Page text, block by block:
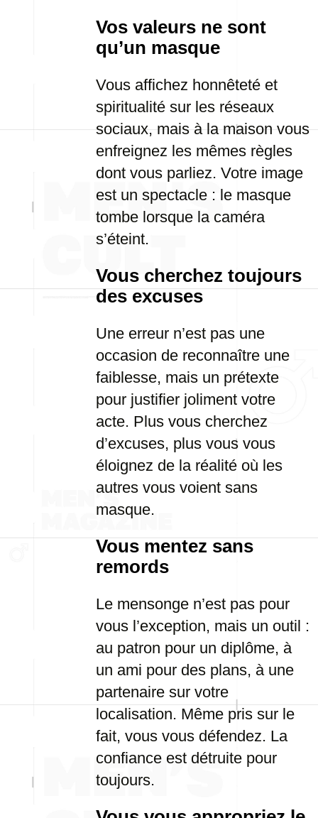
Vos valeurs ne sont
qu’un masque
Vous affichez honnêteté et
spiritualité sur les réseaux
sociaux, mais à la maison vous
enfreignez les mêmes règles
dont vous parliez. Votre image
est un spectacle : le masque
tombe lorsque la caméra
s’éteint.
Vous cherchez toujours
des excuses
Une erreur n’est pas une
occasion de reconnaître une
faiblesse, mais un prétexte
pour justifier joliment votre
acte. Plus vous cherchez
d’excuses, plus vous vous
éloignez de la réalité où les
autres vous voient sans
masque.
Vous mentez sans
remords
Le mensonge n’est pas pour
vous l’exception, mais un outil :
au patron pour un diplôme, à
un ami pour des plans, à une
partenaire sur votre
localisation. Même pris sur le
fait, vous vous défendez. La
confiance est détruite pour
toujours.